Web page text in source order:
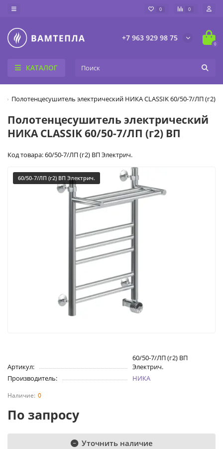
0 0
+7 963 929 98 75
0
КАТАЛОГ
Полотенцесушитель электрический НИКА CLASSIK 60/50-7/ЛП (г2)
Полотенцесушитель электрический
НИКА CLASSIK 60/50-7/ЛП (г2) ВП
Код товара: 60/50-7/ЛП (г2) ВП Электрич.
60/50-7/ЛП (г2) ВП Электрич.
Артикул:
60/50-7/ЛП (г2) ВП
Электрич.
Производитель:
НИКА
0
По запросу
Уточнить наличие